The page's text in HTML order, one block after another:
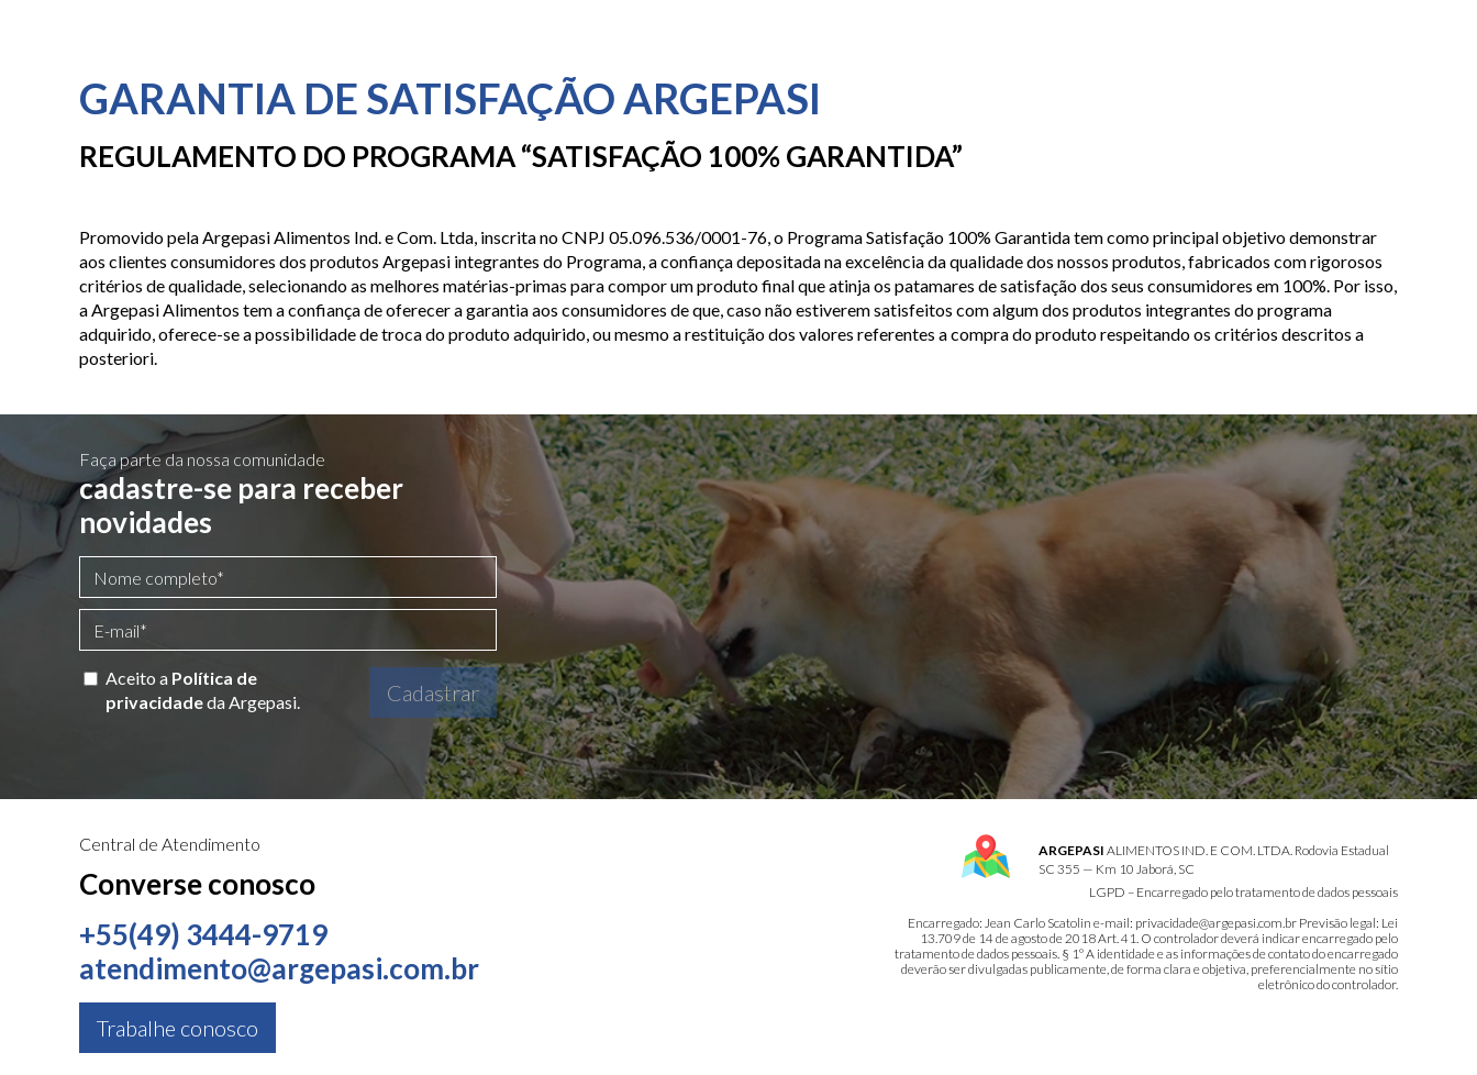
GARANTIA DE SATISFAÇÃO ARGEPASI
REGULAMENTO DO PROGRAMA “SATISFAÇÃO 100% GARANTIDA”
Promovido pela Argepasi Alimentos Ind. e Com. Ltda, inscrita no CNPJ 05.096.536/0001-76, o Programa Satisfação 100% Garantida tem como principal objetivo demonstrar
aos clientes consumidores dos produtos Argepasi integrantes do Programa, a confiança depositada na excelência da qualidade dos nossos produtos, fabricados com rigorosos
critérios de qualidade, selecionando as melhores matérias-primas para compor um produto final que atinja os patamares de satisfação dos seus consumidores em 100%. Por isso,
a Argepasi Alimentos tem a confiança de oferecer a garantia aos consumidores de que, caso não estiverem satisfeitos com algum dos produtos integrantes do programa
adquirido, oferece-se a possibilidade de troca do produto adquirido, ou mesmo a restituição dos valores referentes a compra do produto respeitando os critérios descritos a
posteriori.
Faça parte da nossa comunidade
cadastre-se para receber
novidades
Aceito a Política de
privacidadeda Argepasi. Cadastrar
Central de Atendimento
Converse conosco
+55(49) 3444-9719
atendimento@argepasi.com.br
Trabalhe conosco
ARGEPASI ALIMENTOS IND. E COM. LTDA. Rodovia Estadual
SC 355 — Km 10 Jaborá, SC
LGPD – Encarregado pelo tratamento de dados pessoais
Encarregado: Jean Carlo Scatolin e-mail: privacidade@argepasi.com.br Previsão legal: Lei
13.709 de 14 de agosto de 2018 Art. 41. O controlador deverá indicar encarregado pelo
tratamento de dados pessoais. § 1º A identidade e as informações de contato do encarregado
deverão ser divulgadas publicamente, de forma clara e objetiva, preferencialmente no sítio
eletrônico do controlador.